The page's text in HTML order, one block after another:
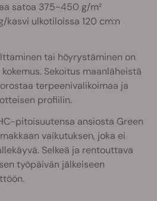
satoa 375-450 g/m²
kasvi ulkotiloissa 120 cm:n
tai höyrystäminen on
Sekoitus maanläheistä
terpeenivalikoimaa ja
profiilin.
pitoisuutensa ansiosta Green
vaikutuksen, joka ei
Selkeä ja rentouttava
työpäivän jälkeiseen